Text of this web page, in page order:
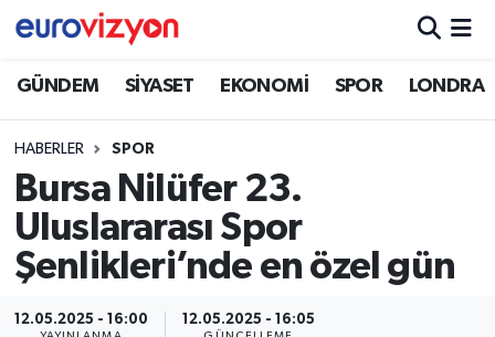
GÜNDEM SİYASET EKONOMİ SPOR LONDRA
HABERLER SPOR
Bursa Nilüfer 23.
Uluslararası Spor
Şenlikleri’nde en özel gün
12.05.2025 - 16:00 12.05.2025 - 16:05